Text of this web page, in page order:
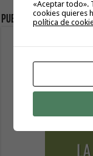
Publicidad
«Aceptar todo».
cookies quieres
política de